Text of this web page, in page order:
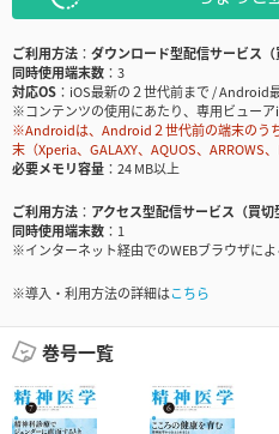
ご利用方法
ダウンロード型配信サービス（
同時使用端末数
3
対応OS
iOS最新の２世代前まで / Android
※コンテンツの使用にあたり、専用ビュー
※Androidは、Android２世代前の端末のう
末（Xperia、GALAXY、AQUOS、ARROWS
必要メモリ容量
24 MB以上
ご利用方法
アクセス型配信サービス（買切
同時使用端末数
1
※インターネット経由でのWEBブラウザに
※導入・利用方法の詳細はこちら
巻号一覧